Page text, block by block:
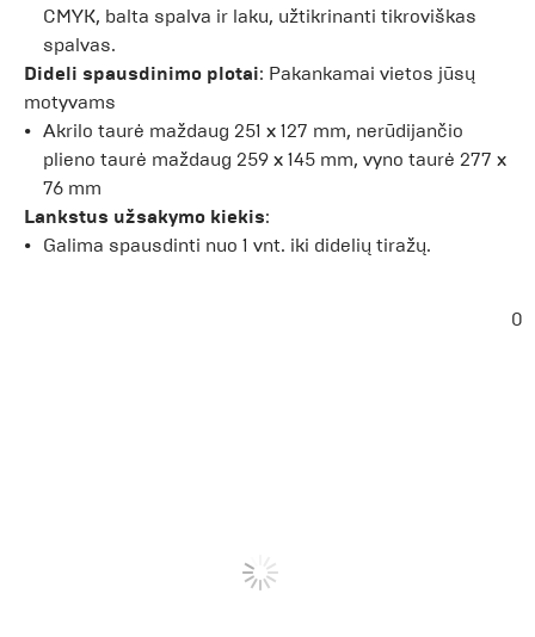
CMYK, balta spalva ir laku, užtikrinanti tikroviškas
spalvas.
Dideli spausdinimo plotai: Pakankamai vietos jūsų
motyvams
Akrilo taurė maždaug 251 x 127 mm, nerūdijančio
plieno taurė maždaug 259 x 145 mm, vyno taurė 277 x
76 mm
Lankstus užsakymo kiekis:
Galima spausdinti nuo 1 vnt. iki didelių tiražų.
0